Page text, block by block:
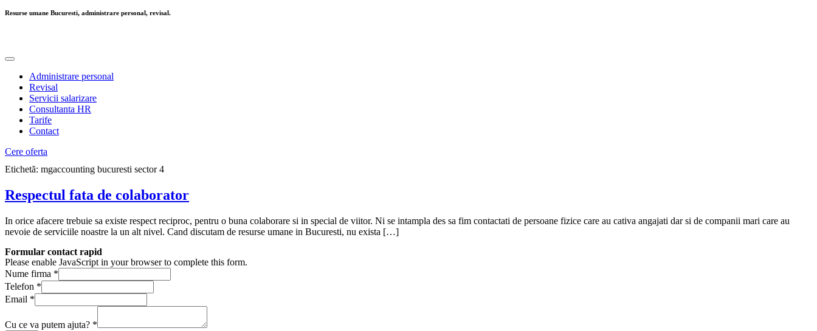
Resurse umane Bucuresti, administrare personal, revisal.
Administrare personal
Revisal
Servicii salarizare
Consultanta HR
Tarife
Contact
Cere oferta
Etichetă: mgaccounting bucuresti sector 4
Respectul fata de colaborator
In orice afacere trebuie sa existe respect reciproc, pentru o buna colaborare si in special de viitor. Ni se intampla des sa fim contactati de persoane fizice care au cativa angajati dar si de companii mari care au
nevoie de serviciile noastre la un alt nivel. Cand discutam de resurse umane in Bucuresti, nu exista […]
Formular contact rapid
Please enable JavaScript in your browser to complete this form.
Nume firma *
Telefon *
Email *
Cu ce va putem ajuta? *